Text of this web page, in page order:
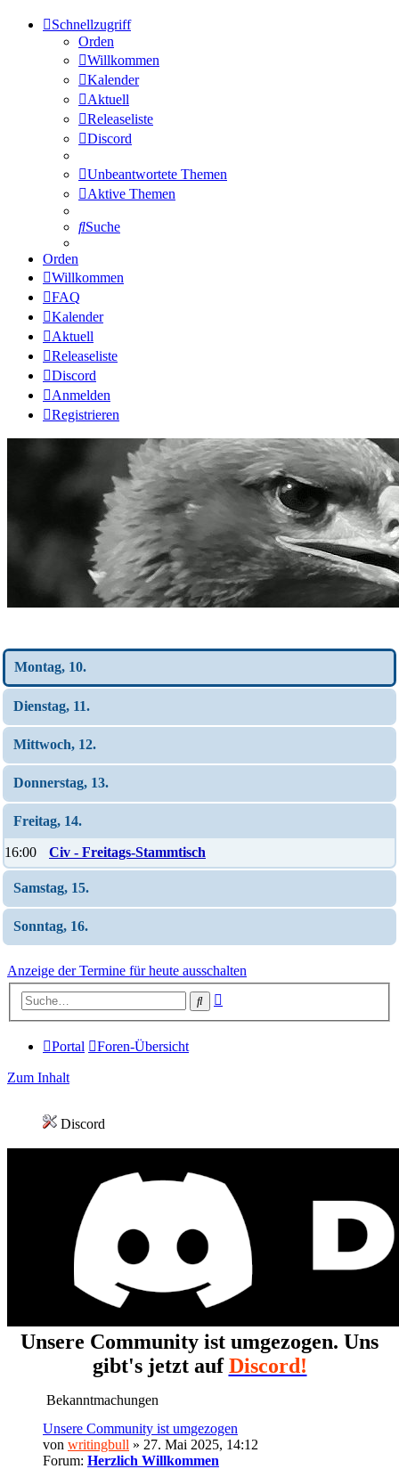
Schnellzugriff
Orden
Willkommen
Kalender
Aktuell
Releaseliste
Discord
Unbeantwortete Themen
Aktive Themen
Suche
Orden
Willkommen
FAQ
Kalender
Aktuell
Releaseliste
Discord
Anmelden
Registrieren
Montag, 10.
Dienstag, 11.
Mittwoch, 12.
Donnerstag, 13.
Freitag, 14.
16:00 Civ - Freitags-Stammtisch
Samstag, 15.
Sonntag, 16.
Anzeige der Termine für heute ausschalten
Suche
Portal Foren-Übersicht
Zum Inhalt
Discord
Unsere Community ist umgezogen. Uns
gibt's jetzt aufDiscord!
Bekanntmachungen
Unsere Community ist umgezogen
von writingbull » 27. Mai 2025, 14:12
Forum: Herzlich Willkommen